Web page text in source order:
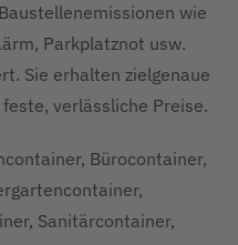
wie
Parkplatznot usw.
Sie erhalten zielgenaue
verlässliche Preise.
Bürocontainer,
Sanitärcontainer,